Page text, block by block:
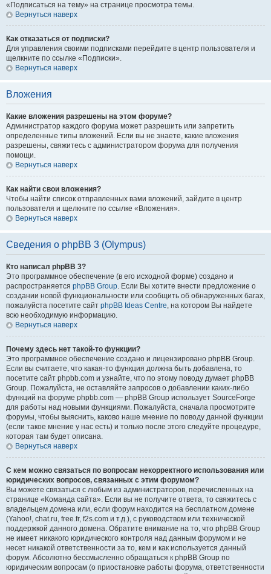
«Подписаться на тему» на странице просмотра темы.
Вернуться наверх
Как отказаться от подписки?
Для управления своими подписками перейдите в центр пользователя и
щелкните по ссылке «Подписки».
Вернуться наверх
Вложения
Какие вложения разрешены на этом форуме?
Администратор каждого форума может разрешить или запретить
определенные типы вложений. Если вы не знаете, какие вложения
разрешены, свяжитесь с администратором форума для получения
помощи.
Вернуться наверх
Как найти свои вложения?
Чтобы найти список отправленных вами вложений, зайдите в центр
пользователя и щелкните по ссылке «Вложения».
Вернуться наверх
Сведения о phpBB 3 (Olympus)
Кто написал phpBB 3?
Это программное обеспечение (в его исходной форме) создано и
распространяется phpBB Group. Если Вы хотите внести предложение о
создании новой функциональности или сообщить об обнаруженных багах,
пожалуйста посетите сайт phpBB Ideas Centre, на котором Вы найдете
всю необходимую информацию.
Вернуться наверх
Почему здесь нет такой-то функции?
Это программное обеспечение создано и лицензировано phpBB Group.
Если вы считаете, что какая-то функция должна быть добавлена, то
посетите сайт phpbb.com и узнайте, что по этому поводу думает phpBB
Group. Пожалуйста, не оставляйте запросов о добавлении каких-либо
функций на форуме phpbb.com — phpBB Group использует SourceForge
для работы над новыми функциями. Пожалуйста, сначала просмотрите
форумы, чтобы выяснить, каково наше мнение по поводу данной функции
(если такое мнение у нас есть) и только после этого следуйте процедуре,
которая там будет описана.
Вернуться наверх
С кем можно связаться по вопросам некорректного использования или
юридических вопросов, связанных с этим форумом?
Вы можете связаться с любым из администраторов, перечисленных на
странице «Команда сайта». Если вы не получите ответа, то свяжитесь с
владельцем домена или, если форум находится на бесплатном домене
(Yahoo!, chat.ru, free.fr, f2s.com и т.д.), с руководством или технической
поддержкой данного домена. Обратите внимание на то, что phpBB Group
не имеет никакого юридического контроля над данным форумом и не
несет никакой ответственности за то, кем и как используется данный
форум. Абсолютно бессмысленно обращаться к phpBB Group по
юридическим вопросам (о приостановке работы форума, ответственности